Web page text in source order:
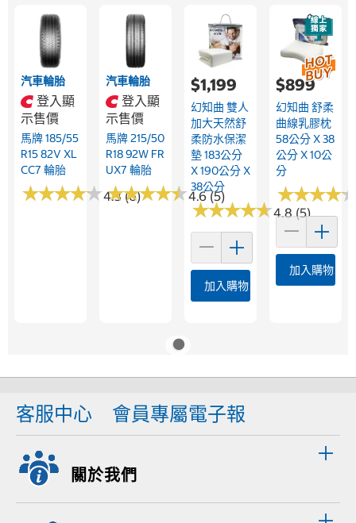
汽車輪胎
登入顯
示售價
馬牌 185/55
R15 82V XL
CC7 輪胎
★★★★★
★★★★★4.3 (6)
汽車輪胎
登入顯
示售價
馬牌 215/50
R18 92W FR
UX7 輪胎
★★★★★
★★★★★4.6 (5)
$1,199
幻知曲 雙人
加大天然舒
柔防水保潔
墊 183公分
X 190公分 X
38公分
★★★★★
★★★★★4.8 (5)
加入購物車
$899
幻知曲 舒柔
曲線乳膠枕
58公分 X 38
公分 X 10公
分
★★★★
★★★★
加入購物車
客服中心 會員專屬電子報
關於我們